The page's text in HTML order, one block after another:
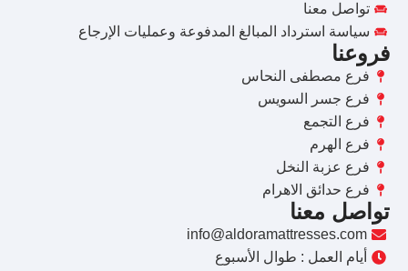
تواصل معنا
سياسة استرداد المبالغ المدفوعة وعمليات الإرجاع
فروعنا
فرع مصطفى النحاس
فرع جسر السويس
فرع التجمع
فرع الهرم
فرع عزبة النخل
فرع حدائق الاهرام
تواصل معنا
info@aldoramattresses.com
أيام العمل : طوال الأسبوع